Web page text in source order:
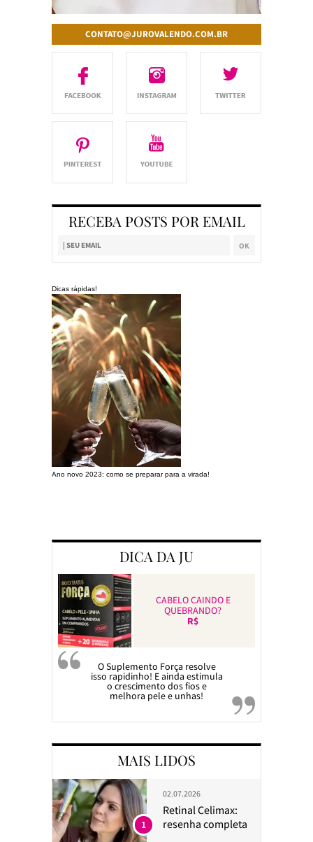
CONTATO@JUROVALENDO.COM.BR
RECEBA POSTS POR EMAIL
Dicas rápidas!
Ano novo 2023: como se preparar para a virada!
DICA DA JU
CABELO CAINDO E
QUEBRANDO?
R$
O Suplemento Força resolve
isso rapidinho! E ainda estimula
o crescimento dos fios e
melhora pele e unhas!
MAIS LIDOS
02.07.2026
Retinal Celimax:
resenha completa
1